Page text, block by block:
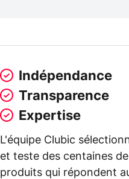
Indépendance
Transparence
Expertise
L'équipe Clubic
et teste des centaines de
produits qui répondent